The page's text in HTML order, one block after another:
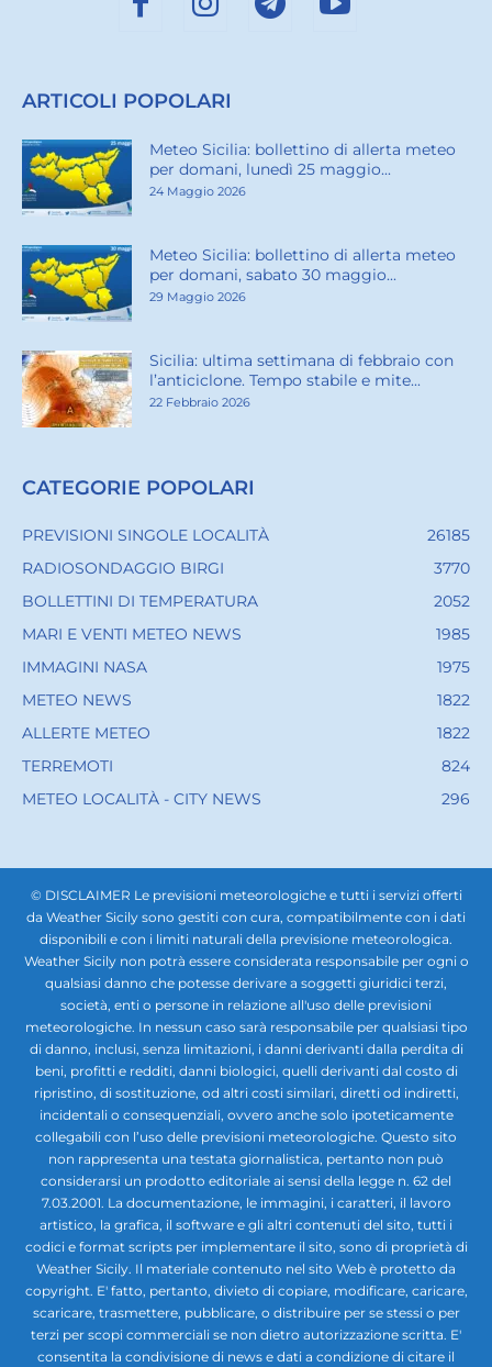
ARTICOLI POPOLARI
Meteo Sicilia: bollettino di allerta meteo
per domani, lunedì 25 maggio...
24 Maggio 2026
Meteo Sicilia: bollettino di allerta meteo
per domani, sabato 30 maggio...
29 Maggio 2026
Sicilia: ultima settimana di febbraio con
l’anticiclone. Tempo stabile e mite...
22 Febbraio 2026
CATEGORIE POPOLARI
PREVISIONI SINGOLE LOCALITÀ
26185
RADIOSONDAGGIO BIRGI
3770
BOLLETTINI DI TEMPERATURA
2052
MARI E VENTI METEO NEWS
1985
IMMAGINI NASA
1975
METEO NEWS
1822
ALLERTE METEO
1822
TERREMOTI
824
METEO LOCALITÀ - CITY NEWS
296
© DISCLAIMER Le previsioni meteorologiche e tutti i servizi offerti
da Weather Sicily sono gestiti con cura, compatibilmente con i dati
disponibili e con i limiti naturali della previsione meteorologica.
Weather Sicily non potrà essere considerata responsabile per ogni o
qualsiasi danno che potesse derivare a soggetti giuridici terzi,
società, enti o persone in relazione all'uso delle previsioni
meteorologiche. In nessun caso sarà responsabile per qualsiasi tipo
di danno, inclusi, senza limitazioni, i danni derivanti dalla perdita di
beni, profitti e redditi, danni biologici, quelli derivanti dal costo di
ripristino, di sostituzione, od altri costi similari, diretti od indiretti,
incidentali o consequenziali, ovvero anche solo ipoteticamente
collegabili con l’uso delle previsioni meteorologiche. Questo sito
non rappresenta una testata giornalistica, pertanto non può
considerarsi un prodotto editoriale ai sensi della legge n. 62 del
7.03.2001. La documentazione, le immagini, i caratteri, il lavoro
artistico, la grafica, il software e gli altri contenuti del sito, tutti i
codici e format scripts per implementare il sito, sono di proprietà di
Weather Sicily. Il materiale contenuto nel sito Web è protetto da
copyright. E' fatto, pertanto, divieto di copiare, modificare, caricare,
scaricare, trasmettere, pubblicare, o distribuire per se stessi o per
terzi per scopi commerciali se non dietro autorizzazione scritta. E'
consentita la condivisione di news e dati a condizione di citare il